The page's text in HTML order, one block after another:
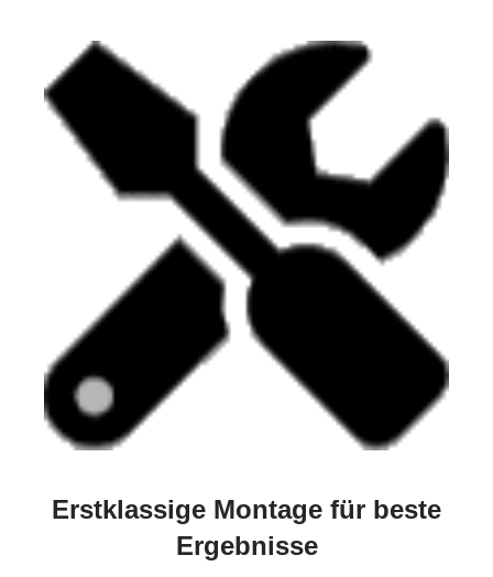
Erstklassige Montage für beste
Ergebnisse